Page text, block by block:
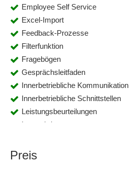
Employee Self Service
Excel-Import
Feedback-Prozesse
Filterfunktion
Fragebögen
Gesprächsleitfaden
Innerbetriebliche Kommunikation
Innerbetriebliche Schnittstellen
Leistungsbeurteilungen
Lernschritte
Mitarbeiterinformationsplattform
Preis